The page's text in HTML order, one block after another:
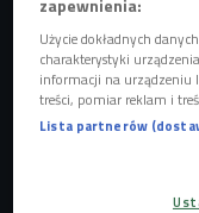
Dzicy zapylacze.
Niektóre ptaki w
Użycie dokładnych
charakterystyki
informacji na urządzeniu
treści, pomiar reklam i
Lista partnerów